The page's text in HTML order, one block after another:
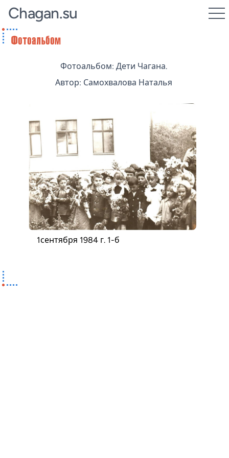
Chagan.su
Фотоальбом: Дети Чагана.
Автор: Самохвалова Наталья
1сентября 1984 г. 1-б